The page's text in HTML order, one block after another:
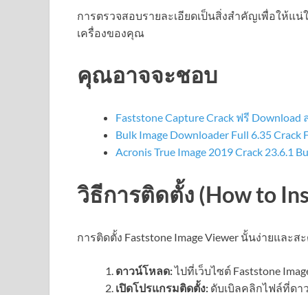
การตรวจสอบรายละเอียดเป็นสิ่งสำคัญเพื่อให้แน่
เครื่องของคุณ
คุณอาจจะชอบ
Faststone Capture Crack ฟรี Download
Bulk Image Downloader Full 6.35 Crack
Acronis True Image 2019 Crack 23.6.1
วิธีการติดตั้ง (How to
การติดตั้ง Faststone Image Viewer นั้นง่ายแล
ดาวน์โหลด:ไปที่เว็บไซต์ Faststone
เปิดโปรแกรมติดตั้ง: ดับเบิลคลิกไฟล์ที่ดา